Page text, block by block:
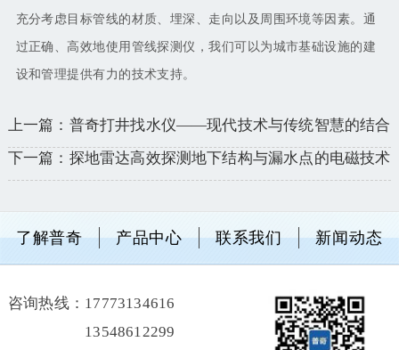
充分考虑目标管线的材质、埋深、走向以及周围环境等因素。通
过正确、高效地使用管线探测仪，我们可以为城市基础设施的建
设和管理提供有力的技术支持。
上一篇：普奇打井找水仪——现代技术与传统智慧的结合
下一篇：探地雷达高效探测地下结构与漏水点的电磁技术
了解普奇 产品中心 联系我们 新闻动态
咨询热线： 17773134616
13548612299